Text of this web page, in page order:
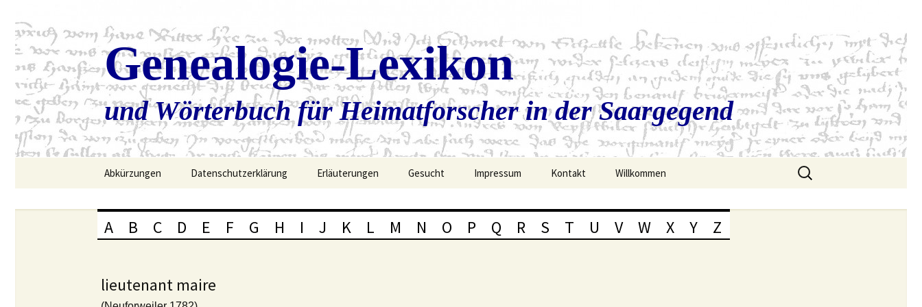
Genealogie-Lexikon
und Wörterbuch für Heimatforscher in der Saargegend
Abkürzungen Datenschutzerklärung Erläuterungen Gesucht Impressum Kontakt Willkommen
Suchen
nach:
A B C D E F G H I J K L M N O P Q R S T U V W X Y Z
lieutenant maire